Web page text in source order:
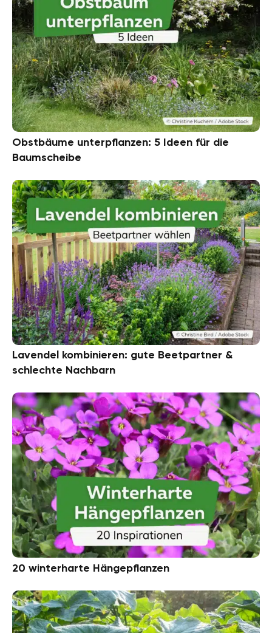
Obstbäume unterpflanzen: 5 Ideen für die
Baumscheibe
Lavendel kombinieren: gute Beetpartner &
schlechte Nachbarn
20 winterharte Hängepflanzen